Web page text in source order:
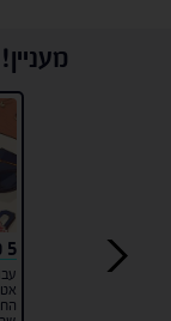
5 מקצועות רווחיים ללא תואר